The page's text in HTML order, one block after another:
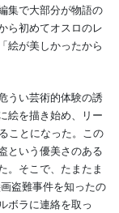
集で大部分が物語の
ら初めてオスロのレ
絵が美しかったから
うい芸術的体験の誘
絵を描き始め、リー
ことになった。この
という優美さのある
。そこで、たまたま
盗難事件を知ったの
ボラに連絡を取っ